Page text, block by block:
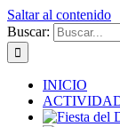
Saltar al contenido
Buscar:
INICIO